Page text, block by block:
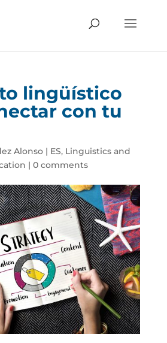
lingüístico
con tu
Alonso| ES, Linguistics and
| 0 comments